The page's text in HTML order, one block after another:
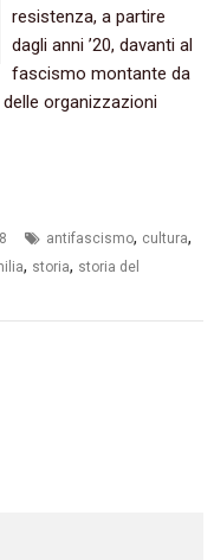
resistenza, a partire
dagli anni ’20, davanti al
fascismo montante da
organizzazioni
antifascismo, cultura,
, storia, storia del